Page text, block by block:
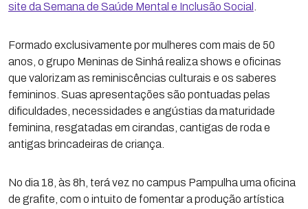
site da Semana de Saúde Mental e Inclusão Social
Formado exclusivamente por mulheres com mais de 50
anos, o grupo Meninas de Sinhá realiza shows e oficinas
que valorizam as reminiscências culturais e os saberes
femininos. Suas apresentações são pontuadas pelas
dificuldades, necessidades e angústias da maturidade
feminina, resgatadas em cirandas, cantigas de roda e
antigas brincadeiras de criança.
No dia 18, às 8h, terá vez no campus Pampulha uma oficina
de grafite, com o intuito de fomentar a produção artística